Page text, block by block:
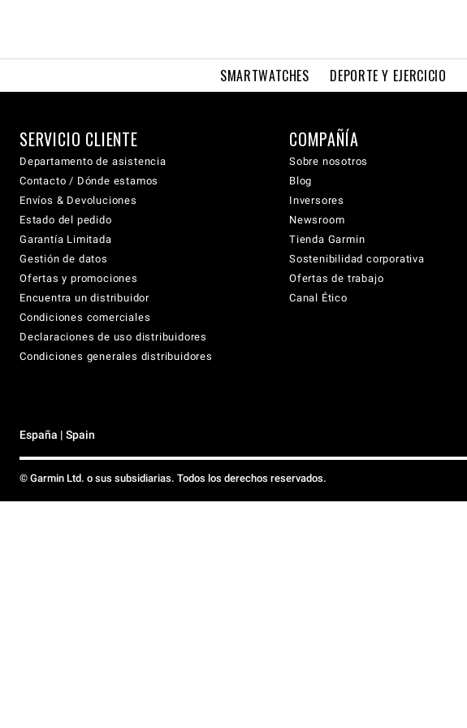
SMARTWATCHES DEPORTE Y EJERCICIO
SERVICIO CLIENTE
Departamento de asistencia
Contacto / Dónde estamos
Envíos & Devoluciones
Estado del pedido
Garantía Limitada
Gestión de datos
Ofertas y promociones
Encuentra un distribuidor
Condiciones comerciales
Declaraciones de uso distribuidores
Condiciones generales distribuidores
COMPAÑÍA
Sobre nosotros
Blog
Inversores
Newsroom
Tienda Garmin
Sostenibilidad corporativa
Ofertas de trabajo
Canal Ético
España | Spain
© Garmin Ltd. o sus subsidiarias. Todos los derechos reservados.